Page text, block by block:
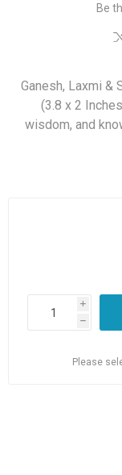
Be
Ganesh, Laxmi &
(3.8 x 2
wisdom, and
i
h
Please